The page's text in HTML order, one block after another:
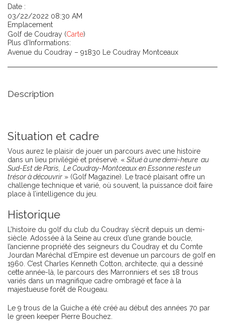
Date :
03/22/2022 08:30 AM
Emplacement
Golf de Coudray (Carte)
Plus d'Informations:
Avenue du Coudray – 91830 Le Coudray Montceaux
Description
Situation et cadre
Vous aurez le plaisir de jouer un parcours avec une histoire
dans un lieu privilégié et préservé. « Situé à une demi-heure au
Sud-Est de Paris, Le Coudray-Montceaux en Essonne reste un
trésor à découvrir » (Golf Magazine). Le tracé plaisant offre un
challenge technique et varié, où souvent, la puissance doit faire
place à l’intelligence du jeu.
Historique
L’histoire du golf du club du Coudray s’écrit depuis un demi-
siècle. Adossée à la Seine au creux d’une grande boucle,
l’ancienne propriété des seigneurs du Coudray et du Comte
Jourdan Maréchal d’Empire est devenue un parcours de golf en
1960. C’est Charles Kenneth Cotton, architecte, qui a dessiné
cette année-là, le parcours des Marronniers et ses 18 trous
variés dans un magnifique cadre ombragé et face à la
majestueuse forêt de Rougeau.
Le 9 trous de la Guiche a été créé au début des années 70 par
le green keeper Pierre Bouchez.